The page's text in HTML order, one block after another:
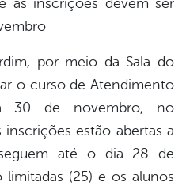
as inscrições devem ser
por meio da Sala do
o curso de Atendimento
30 de novembro, no
estão abertas a
até o dia 28 de
limitadas (25) e os alunos